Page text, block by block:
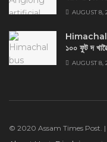
AUGUST 8,
Himachal
১০০ ফুট দ
AUGUST 8,
© 2020 Assam Times Post.